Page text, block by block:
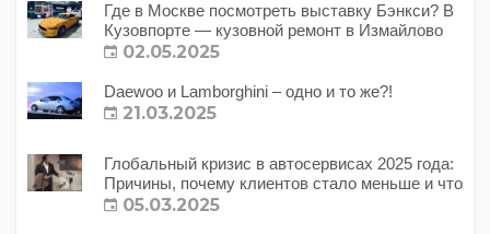
Где в Москве посмотреть выставку Бэнкси? В
Кузовпорте — кузовной ремонт в Измайлово
02.05.2025
Daewoo и Lamborghini – одно и то же?!
21.03.2025
Глобальный кризис в автосервисах 2025 года:
Причины, почему клиентов стало меньше и что
с этим делать?
05.03.2025